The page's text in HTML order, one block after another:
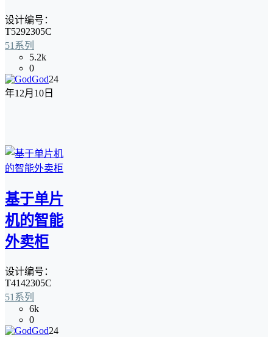
设计编号：
T5292305C
51系列
5.2k
0
God24
年12月10日
基于单片
机的智能
外卖柜
设计编号：
T4142305C
51系列
6k
0
God24